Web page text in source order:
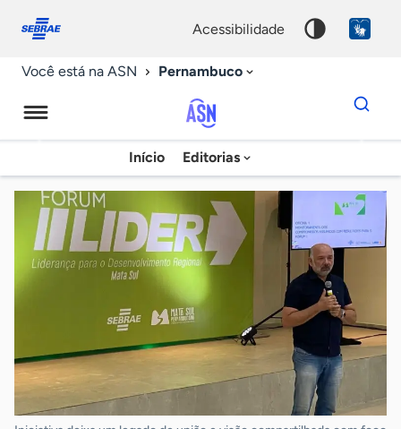
conosco
acessibilidade
Você está na ASN Pernambuco
Agência
Sebrae
de
Notícias
Início Editorias
Dados
para
chave